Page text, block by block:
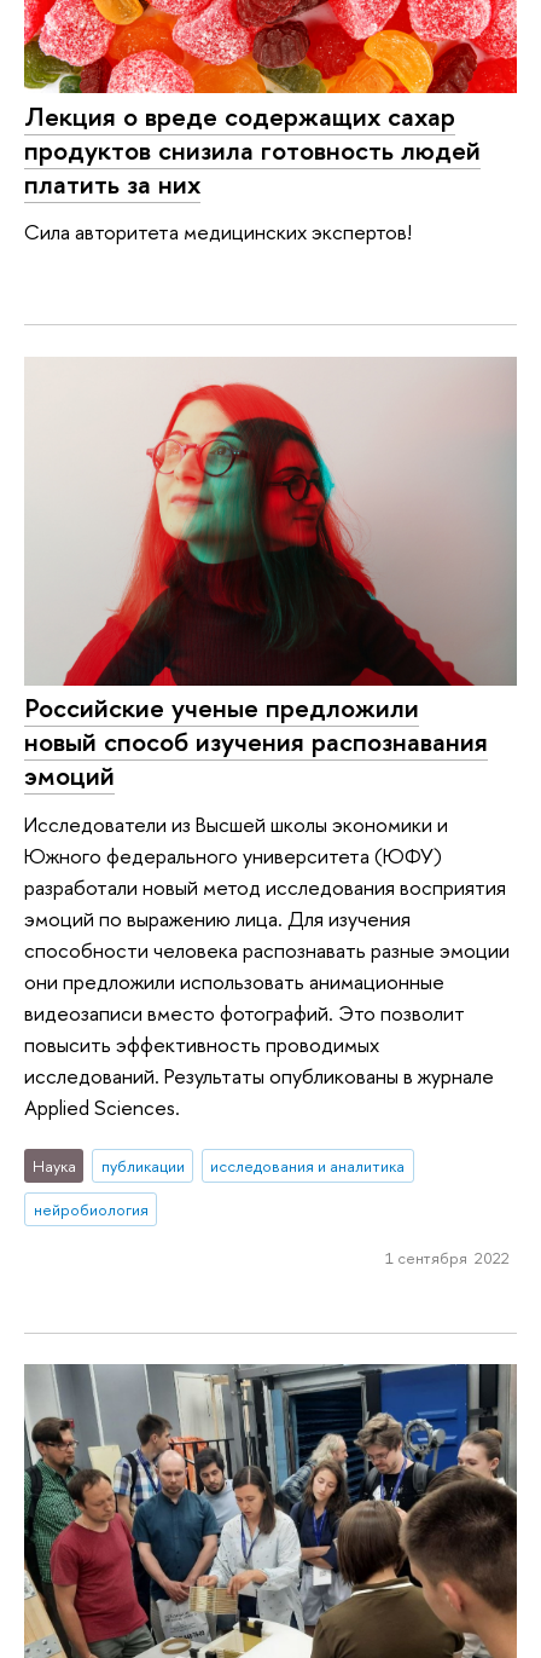
Лекция о вреде содержащих сахар
продуктов снизила готовность людей
платить за них
Сила авторитета медицинских экспертов!
Российские ученые предложили
новый способ изучения распознавания
эмоций
Исследователи из Высшей школы экономики и
Южного федерального университета (ЮФУ)
разработали новый метод исследования восприятия
эмоций по выражению лица. Для изучения
способности человека распознавать разные эмоции
они предложили использовать анимационные
видеозаписи вместо фотографий. Это позволит
повысить эффективность проводимых
исследований. Результаты опубликованы в журнале
Applied Sciences.
Наука публикации
исследования и аналитика
нейробиология
1 сентября 2022